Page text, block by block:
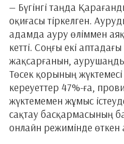
— Бүгінгі таңда
оқиғасы тіркелген.
адамда ауру өліммен
кетті. Соңғы екі
жақсарғанын,
Төсек қорының
кереуеттер 47%-ға,
жүктемемен жұмыс
сақтау басқармасының
онлайн режимінде өткен